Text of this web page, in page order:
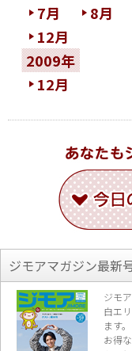
7月
8月
12月
2009年
12月
ジモアマガジン最新
ジモ
白エ
ます。
お得